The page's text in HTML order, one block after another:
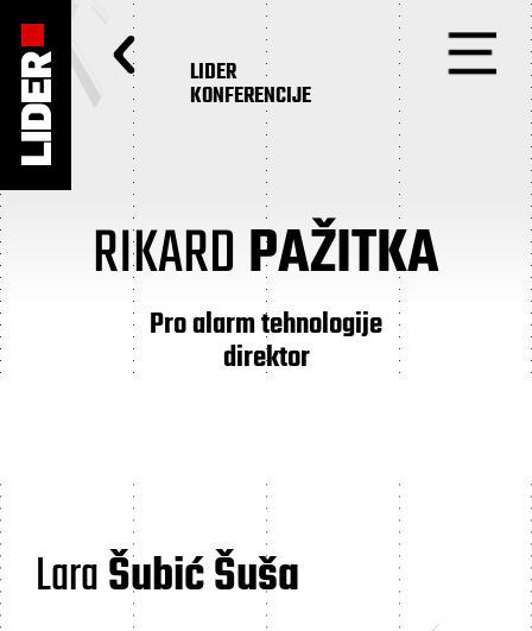
LIDER
KONFERENCIJE
RIKARDPAŽITKA
Pro alarm tehnologije
direktor
LaraŠubić Šuša